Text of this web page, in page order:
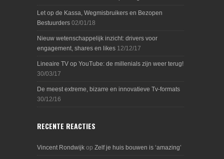
Let op de Kassa, Wegmisbruikers en Bezopen
Bestuurders 02/01/18
Nieuw wetenschappelijk inzicht: drivers voor
engagement, shares en likes 12/12/17
Lineaire TV op YouTube: de millenials zijn weer terug!
30/03/17
De meest extreme, bizarre en innovatieve Tv-formats
30/12/16
RECENTE REACTIES
Vincent Rondwijk op Zelf je huis bouwen is ‘amazing’